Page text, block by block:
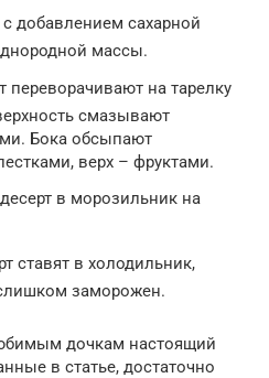
добавлением сахарной
массы.
переворачивают на тарелку
смазывают
Бока обсыпают
верх – фруктами.
в морозильник на
ставят в холодильник,
заморожен.
дочкам настоящий
в статье, достаточно